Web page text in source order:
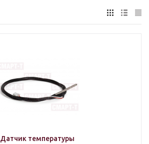
Датчик температуры